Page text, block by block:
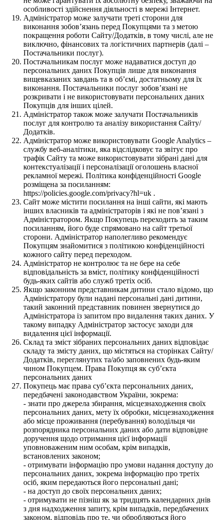
особливості здійснення діяльності в мережі Інтернет.
Адміністратор може залучати треті сторони для
виконання зобов’язань перед Покупцями та з метою
покращення роботи Сайту/Додатків, в тому числі, але не
виключно, фінансових та логістичних партнерів (далі –
Постачальники послуг).
Постачальникам послуг може надаватися доступ до
персональних даних Покупців лише для виконання
вищевказаних завдань та в об’ємі, достатньому для їх
виконання. Постачальники послуг зобов’язані не
розкривати і не використовувати персональних даних
Покупців для інших цілей.
Адміністратор також може залучати Постачальників
послуг для контролю та аналізу використання Сайту/
Додатків.
Адміністратор може використовувати Google Analytics –
службу веб-аналітики, яка відслідковує та звітує про
трафік Сайту та може використовувати зібрані дані для
контекстуалізації і персоналізації оголошень власної
рекламної мережі. Політика конфіденційності Google
розміщена за посиланням:
https://policies.google.com/privacy?hl=uk .
Сайт може містити посилання на інші сайти, які мають
інших власників та адміністраторів і які не пов’язані з
Адміністратором. Якщо Покупець переходить за таким
посиланням, його буде спрямовано на сайт третьої
сторони. Адміністратор наполегливо рекомендує
Покупцям знайомитися з політикою конфіденційності
кожного сайту перед переходом.
Адміністратор не контролює та не бере на себе
відповідальність за вміст, політику конфіденційності
будь-яких сайтів або служб третіх осіб.
Якщо законним представникам дитини стало відомо, що
Адміністратору були надані персональні дані дитини,
такий законний представник повинен звернутися до
Адміністратора із запитом про видалення таких даних. У
такому випадку Адміністратор застосує заходи для
видалення цієї інформації.
Склад та зміст зібраних персональних даних відповідає
складу та змісту даних, що містяться на сторінках Сайту/
Додатків, переглянутих та/або заповнених будь-яким
чином Покупцем. Права Покупця як суб’єкта
персональних даних
Покупець має права суб’єкта персональних даних,
передбачені законодавством України, зокрема:
- знати про джерела збирання, місцезнаходження своїх
персональних даних, мету їх обробки, місцезнаходження
або місце проживання (перебування) володільця чи
розпорядника персональних даних або дати відповідне
доручення щодо отримання цієї інформації
уповноваженим ним особам, крім випадків,
встановлених законом;
- отримувати інформацію про умови надання доступу до
персональних даних, зокрема інформацію про третіх
осіб, яким передаються його персональні дані;
- на доступ до своїх персональних даних;
- отримувати не пізніш як за тридцять календарних днів
з дня надходження запиту, крім випадків, передбачених
законом, відповідь про те, чи обробляються його